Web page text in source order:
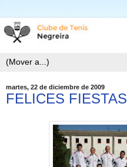
martes, 22 de diciembre de 2009
FELICES FIESTAS